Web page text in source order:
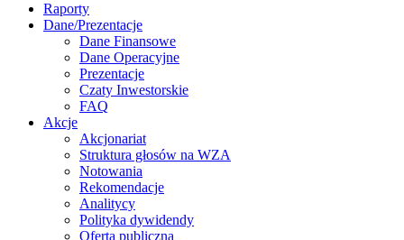
Raporty
Dane/Prezentacje
Dane Finansowe
Dane Operacyjne
Prezentacje
Czaty Inwestorskie
FAQ
Akcje
Akcjonariat
Struktura głosów na WZA
Notowania
Rekomendacje
Analitycy
Polityka dywidendy
Oferta publiczna